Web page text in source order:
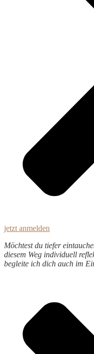
jetzt anmelden
Möchtest du tiefer
diesem Weg individuell
begleite ich dich auch im